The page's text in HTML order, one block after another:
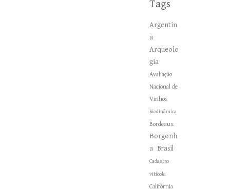
Tags
Argentin
a
Arqueolo
gia
Avaliação
Nacional de
Vinhos
Biodinâmica
Bordeaux
Borgonh
a Brasil
Cadastro
vitícola
Califórnia